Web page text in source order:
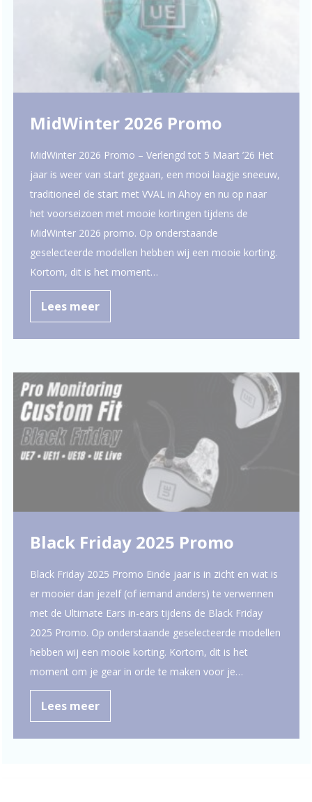
MidWinter 2026 Promo
MidWinter 2026 Promo – Verlengd tot 5 Maart ’26 Het
jaar is weer van start gegaan, een mooi laagje sneeuw,
traditioneel de start met VVAL in Ahoy en nu op naar
het voorseizoen met mooie kortingen tijdens de
MidWinter 2026 promo. Op onderstaande
geselecteerde modellen hebben wij een mooie korting.
Kortom, dit is het moment…
Lees meer
Black Friday 2025 Promo
Black Friday 2025 Promo Einde jaar is in zicht en wat is
er mooier dan jezelf (of iemand anders) te verwennen
met de Ultimate Ears in-ears tijdens de Black Friday
2025 Promo. Op onderstaande geselecteerde modellen
hebben wij een mooie korting. Kortom, dit is het
moment om je gear in orde te maken voor je…
Lees meer